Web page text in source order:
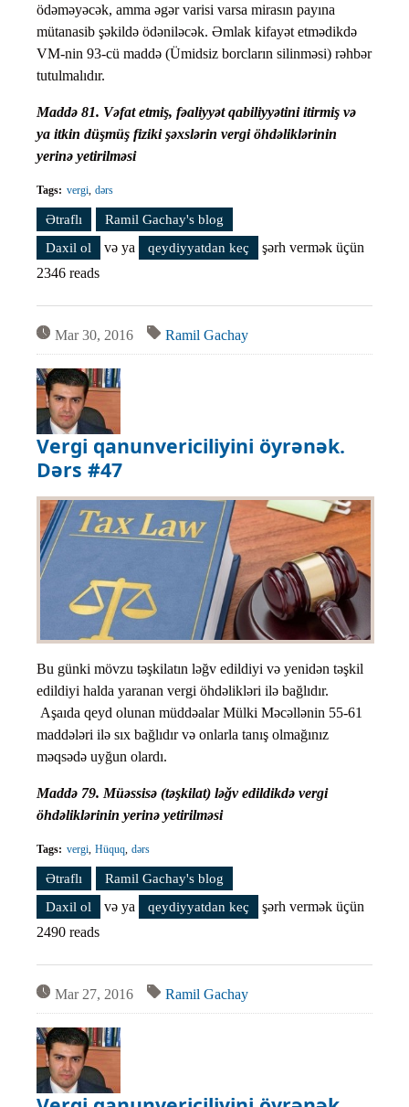
ödəməyəcək, amma əgər varisi varsa mirasın payına
mütanasib şəkildə ödəniləcək. Əmlak kifayət etmədikdə
VM-nin 93-cü maddə (Ümidsiz borcların silinməsi) rəhbər
tutulmalıdır.
Maddə 81. Vəfat etmiş, fəaliyyət qabiliyyətini itirmiş və
ya itkin düşmüş fiziki şəxslərin vergi öhdəliklərinin
yerinə yetirilməsi
Tags: vergi dərs
Ətraflı Vergi qanunvericiliyini öyrənək. Dərs #48 haqqında
Ramil Gachay's blog
Daxil ol
və ya qeydiyyatdan keç
şərh vermək üçün
2346 reads
Mar 30, 2016 Ramil Gachay
Vergi qanunvericiliyini öyrənək.
Dərs #47
Bu günki mövzu təşkilatın ləğv edildiyi və yenidən təşkil
edildiyi halda yaranan vergi öhdəlikləri ilə bağlıdır.
Aşaıda qeyd olunan müddəalar Mülki Məcəllənin 55-61
maddələri ilə sıx bağlıdır və onlarla tanış olmağınız
məqsədə uyğun olardı.
Maddə 79. Müəssisə (təşkilat) ləğv edildikdə vergi
öhdəliklərinin yerinə yetirilməsi
Tags: vergi Hüquq dərs
Ətraflı Vergi qanunvericiliyini öyrənək. Dərs #47 haqqında
Ramil Gachay's blog
Daxil ol
və ya qeydiyyatdan keç
şərh vermək üçün
2490 reads
Mar 27, 2016 Ramil Gachay